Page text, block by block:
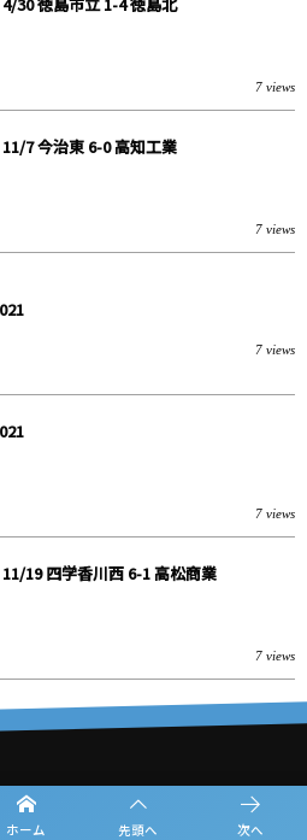
7 views
11/7 今治東 6-0 高知工業
7 views
7 views
7 views
11/19 四学香川西 6-1 高松商業
7 views
ホーム 先頭へ 次へ